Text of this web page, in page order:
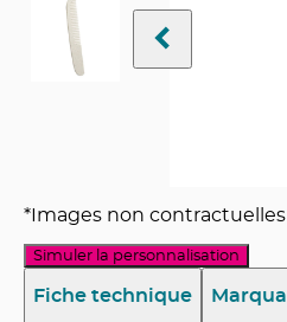
*Images non contractuelles
Simuler la personnalisation
Fiche technique